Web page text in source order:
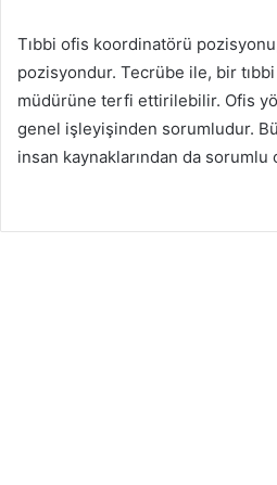
Tıbbi ofis koordinatörü
pozisyondur. Tecrübe ile, bir
müdürüne terfi ettirilebilir. Ofis
genel işleyişinden sorumludur.
insan kaynaklarından da sorumlu